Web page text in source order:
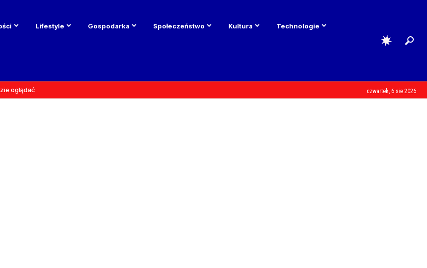
Lifestyle Gospodarka Społeczeństwo Kultura Technologie
oglądać czwartek, 6 sie 2026